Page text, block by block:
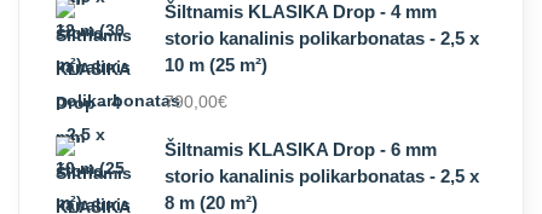
Šiltnamis KLASIKA Drop - 4 mm
storio kanalinis polikarbonatas - 2,5 x
10 m (25 m²)
790,00€
Šiltnamis KLASIKA Drop - 6 mm
storio kanalinis polikarbonatas - 2,5 x
8 m (20 m²)